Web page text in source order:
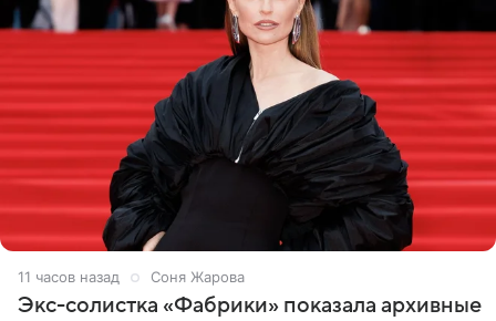
11 часов назад Соня Жарова
Экс-солистка «Фабрики» показала архивные